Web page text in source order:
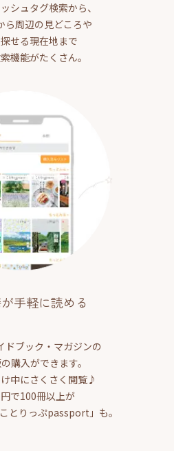
シュタグ検索から、
ら周辺の見どころや
せる現在地まで
機能がたくさん。
手軽に読める
ドブック・マガジンの
購入ができます。
中にさくさく閲覧♪
で100冊以上が
とりっぷpassport」も。